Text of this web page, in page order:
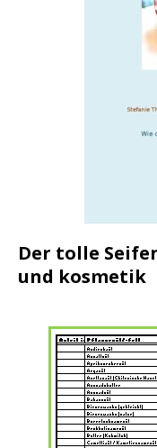
Der tolle
und kosmetik